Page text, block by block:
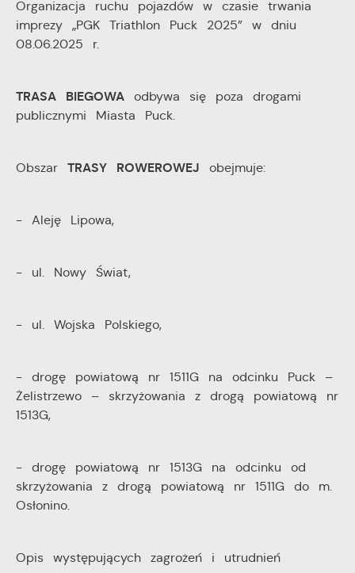
Organizacja ruchu pojazdów w czasie trwania
imprezy „PGK Triathlon Puck 2025” w dniu
08.06.2025 r.
TRASA BIEGOWA odbywa się poza drogami
publicznymi Miasta Puck.
Obszar TRASY ROWEROWEJ obejmuje:
- Aleję Lipowa,
- ul. Nowy Świat,
- ul. Wojska Polskiego,
- drogę powiatową nr 1511G na odcinku Puck –
Żelistrzewo – skrzyżowania z drogą powiatową nr
1513G,
- drogę powiatową nr 1513G na odcinku od
skrzyżowania z drogą powiatową nr 1511G do m.
Osłonino.
Opis występujących zagrożeń i utrudnień